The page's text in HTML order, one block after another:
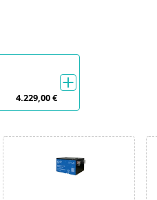
4.229,00 €